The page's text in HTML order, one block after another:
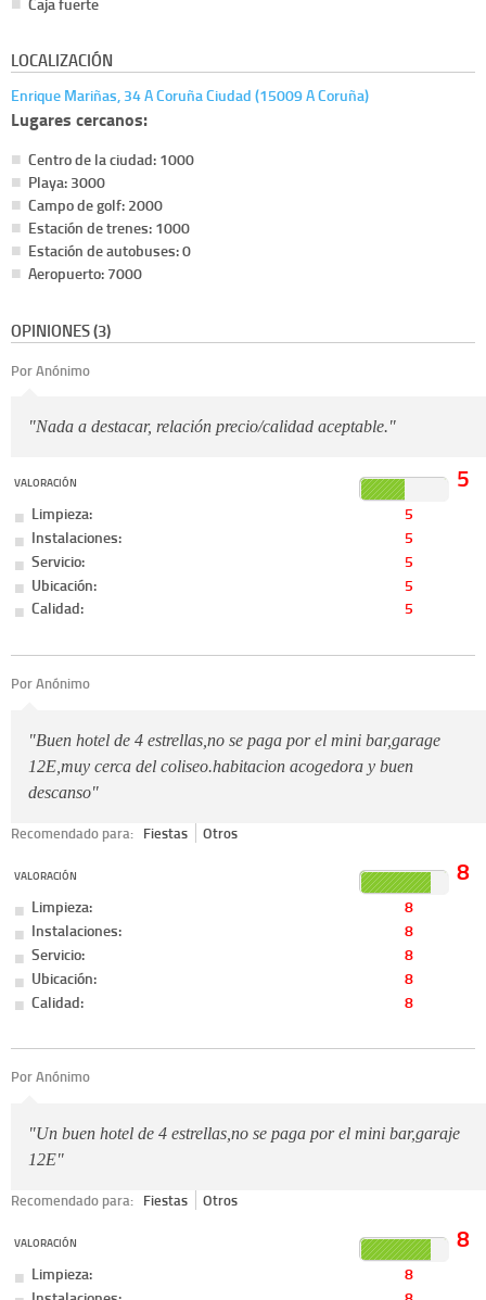
Caja fuerte
LOCALIZACIÓN
Enrique Mariñas, 34 A Coruña Ciudad (15009 A Coruña)
Lugares cercanos:
Centro de la ciudad: 1000
Playa: 3000
Campo de golf: 2000
Estación de trenes: 1000
Estación de autobuses: 0
Aeropuerto: 7000
OPINIONES (3)
Por Anónimo
"Nada a destacar, relación precio/calidad aceptable."
VALORACIÓN 5
Limpieza:
5
Instalaciones:
5
Servicio:
5
Ubicación:
5
Calidad:
5
Por Anónimo
"Buen hotel de 4 estrellas,no se paga por el mini bar,garage
12E,muy cerca del coliseo.habitacion acogedora y buen
descanso"
Recomendado para: Fiestas Otros
VALORACIÓN 8
Limpieza:
8
Instalaciones:
8
Servicio:
8
Ubicación:
8
Calidad:
8
Por Anónimo
"Un buen hotel de 4 estrellas,no se paga por el mini bar,garaje
12E"
Recomendado para: Fiestas Otros
VALORACIÓN 8
Limpieza:
8